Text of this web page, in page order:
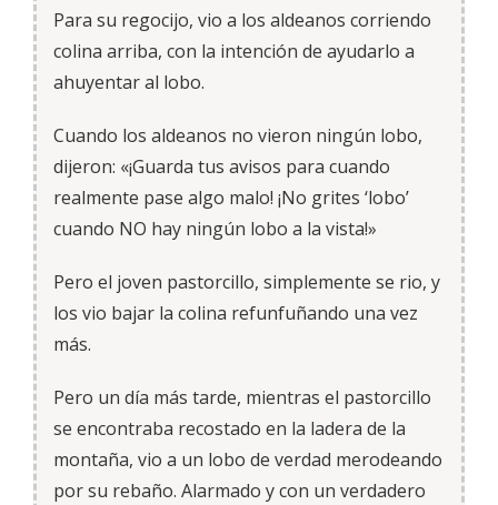
Para su regocijo, vio a los aldeanos corriendo
colina arriba, con la intención de ayudarlo a
ahuyentar al lobo.
Cuando los aldeanos no vieron ningún lobo,
dijeron: «¡Guarda tus avisos para cuando
realmente pase algo malo! ¡No grites ‘lobo’
cuando NO hay ningún lobo a la vista!»
Pero el joven pastorcillo, simplemente se rio, y
los vio bajar la colina refunfuñando una vez
más.
Pero un día más tarde, mientras el pastorcillo
se encontraba recostado en la ladera de la
montaña, vio a un lobo de verdad merodeando
por su rebaño. Alarmado y con un verdadero